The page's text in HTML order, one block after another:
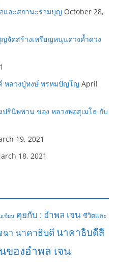
และสถานะร่วมบุญ October 28,
จัดสร้างเหรียญหนุนดวงค้ำดวง
หลวงปู่หงษ์ พรหมปัญโญ April
รินิพพาน ของ หลวงพ่อสุเมโธ กับ
19, 2021
18, 2021
เขียน คุยกับ : อำพล เจน ชีวิตและ
ฉา นาคาธิบดี นาคาธิบดีสี
ของอำพล เจน